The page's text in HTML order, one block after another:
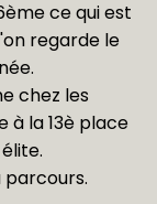
ce qui est
regarde le
chez les
à la 13è place